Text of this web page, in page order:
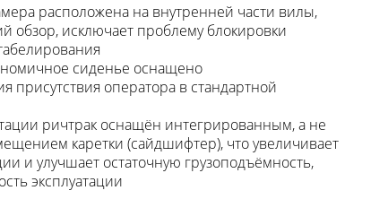
расположена на внутренней части вилы,
обзор, исключает проблему блокировки
сиденье оснащено
присутствия оператора в стандартной
ричтрак оснащён интегрированным, а не
каретки (сайдшифтер), что увеличивает
и улучшает остаточную грузоподъёмность,
эксплуатации